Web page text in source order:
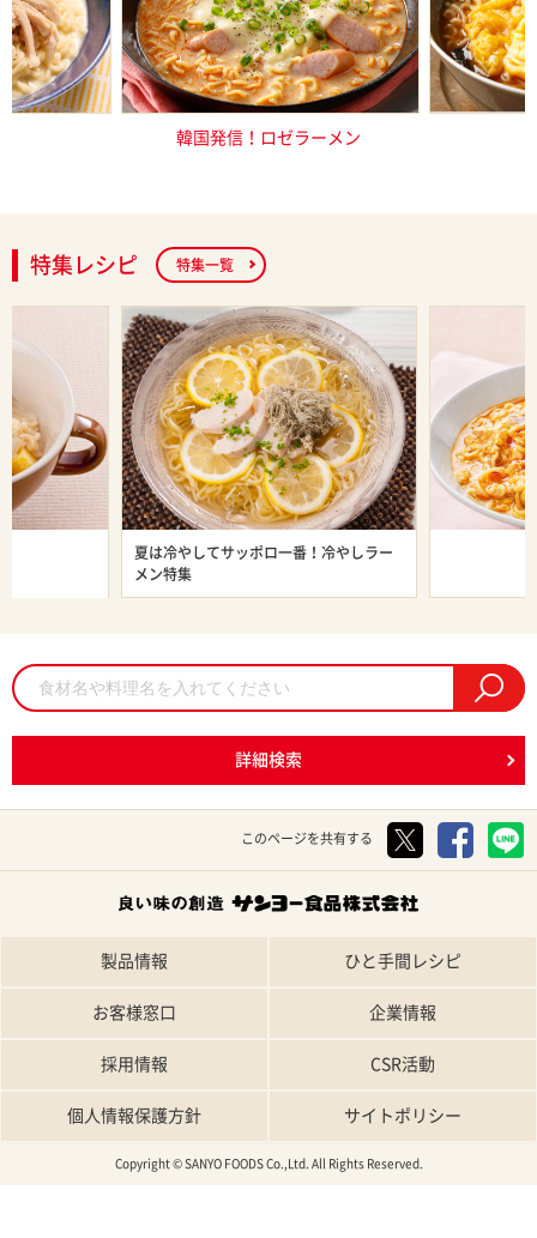
韓国発信！ロゼラーメン
特集レシピ 特集一覧
夏は冷やしてサッポロ一番！冷やしラー
メン特集
詳細検索
このページを共有する
製品情報 ひと手間レシピ
お客様窓口 企業情報
採用情報 CSR活動
個人情報保護方針 サイトポリシー
Copyright © SANYO FOODS Co.,Ltd. All Rights Reserved.